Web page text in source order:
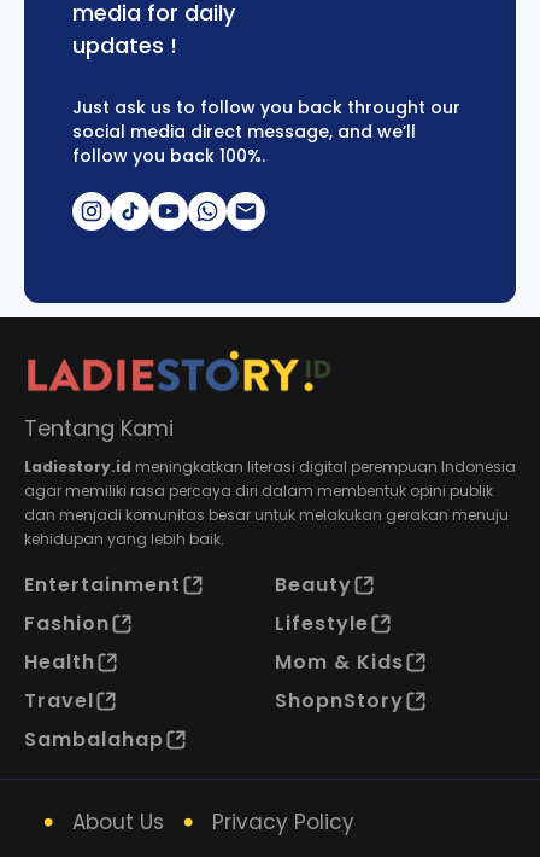
media for daily
updates !
Just ask us to follow you back throught our
social media direct message, and we’ll
follow you back 100%.
Tentang Kami
Ladiestory.id meningkatkan literasi digital perempuan Indonesia
agar memiliki rasa percaya diri dalam membentuk opini publik
dan menjadi komunitas besar untuk melakukan gerakan menuju
kehidupan yang lebih baik.
Entertainment
Beauty
Fashion
Lifestyle
Health
Mom & Kids
Travel
ShopnStory
Sambalahap
About Us
Privacy Policy